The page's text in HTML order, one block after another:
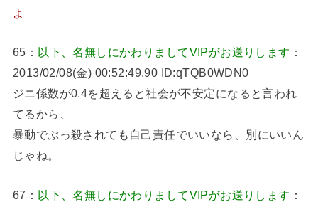
よ
65： 以下、名無しにかわりましてVIPがお送りします ：
2013/02/08(金) 00:52:49.90 ID:qTQB0WDN0
ジニ係数が0.4を超えると社会が不安定になると言われ
てるから、
暴動でぶっ殺されても自己責任でいいなら、別にいいん
じゃね。
67： 以下、名無しにかわりましてVIPがお送りします ：